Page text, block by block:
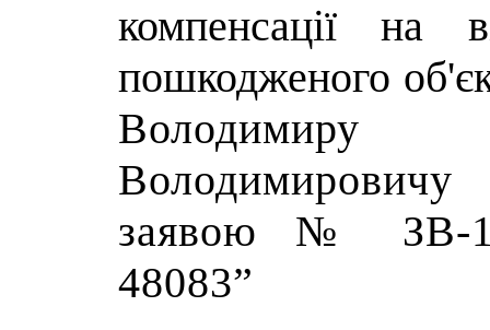
компенсації на
пошкодженого
Володимиру
Володимировичу
заявою № ЗВ-
48083”